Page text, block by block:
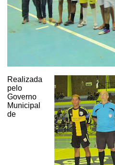
Realizada
pelo
Governo
Municipal
de